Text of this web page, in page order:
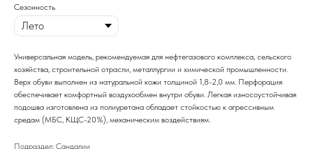
Сезонность
Универсальная модель, рекомендуемая для нефтегазового комплекса, сельского
хозяйства, строительной отрасли, металлургии и химической промышленности.
Верх обуви выполнен из натуральной кожи толщиной 1,8-2,0 мм. Перфорация
обеспечивает комфортный воздухообмен внутри обуви. Легкая износоустойчивая
подошва изготовлена из полиуретана обладает стойкостью к агрессивным
средам (МБС, КЩС-20%), механическим воздействиям.
Подраздел: Сандалии